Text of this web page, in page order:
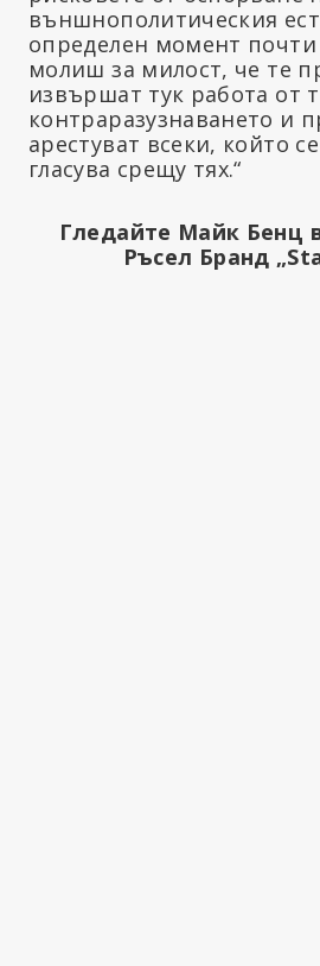
външнополитическия
определен момент почти
молиш за милост, че те
извършат тук работа от
контраразузнаването и
арестуват всеки, който
гласува срещу тях.“
Гледайте Майк Бенц
Ръсел Бранд